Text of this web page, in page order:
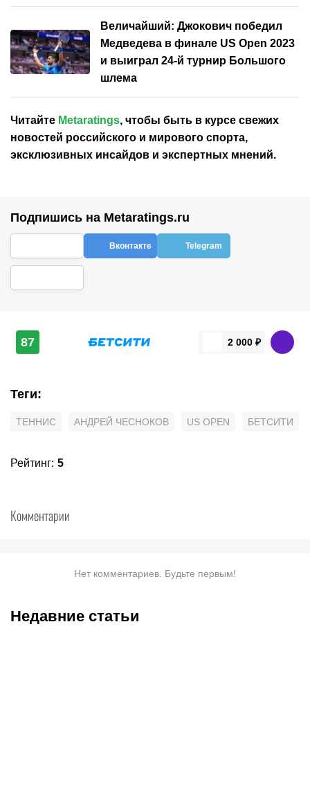
Величайший: Джокович победил
Медведева в финале US Open 2023
и выиграл 24-й турнир Большого
шлема
Читайте Metaratings, чтобы быть в курсе свежих
новостей российского и мирового спорта,
эксклюзивных инсайдов и экспертных мнений.
Подпишись на Metaratings.ru
Вконтакте Telegram
87 2 000 ₽
Теги:
ТЕННИС АНДРЕЙ ЧЕСНОКОВ US OPEN БЕТСИТИ
Рейтинг: 5
Комментарии
Нет комментариев. Будьте первым!
Недавние статьи